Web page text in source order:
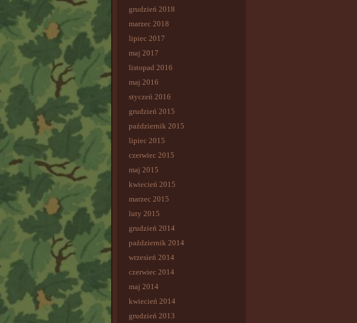
grudzień 2018
marzec 2018
lipiec 2017
maj 2017
listopad 2016
maj 2016
styczeń 2016
grudzień 2015
październik 2015
lipiec 2015
czerwiec 2015
maj 2015
kwiecień 2015
marzec 2015
luty 2015
grudzień 2014
październik 2014
wrzesień 2014
czerwiec 2014
maj 2014
kwiecień 2014
grudzień 2013